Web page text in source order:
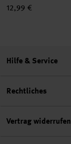
12,99 €
Hilfe & Service
Rechtliches
Vertrag widerrufen